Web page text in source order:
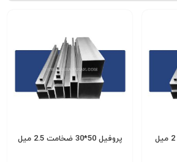
پروفیل 50*30 ضخامت 2.5 میل